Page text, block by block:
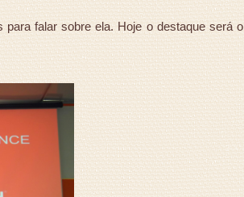
falar sobre ela. Hoje o destaque será o